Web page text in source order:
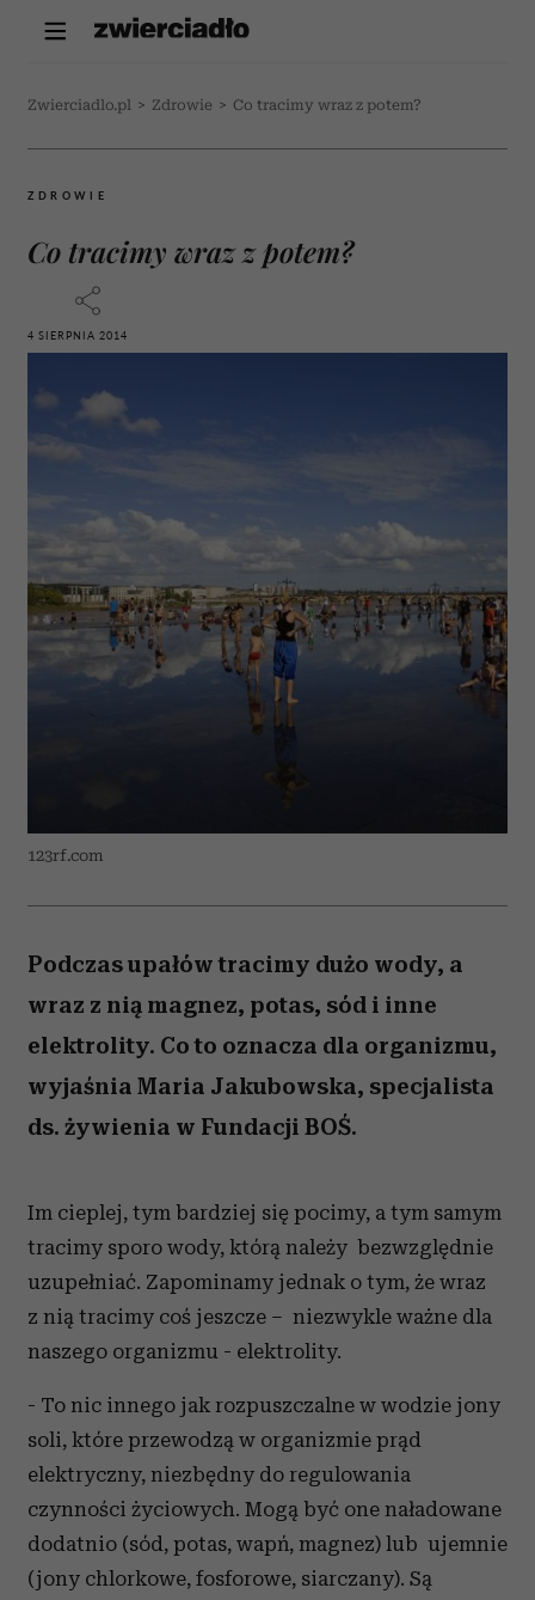
Zwierciadlo.pl > Zdrowie > Co tracimy wraz z potem?
ZDROWIE
Co tracimy wraz z potem?
4 SIERPNIA 2014
123rf.com
Podczas upałów tracimy dużo wody, a
wraz z nią magnez, potas, sód i inne
elektrolity. Co to oznacza dla organizmu,
wyjaśnia Maria Jakubowska, specjalista
ds. żywienia w Fundacji BOŚ.
Im cieplej, tym bardziej się pocimy, a tym samym
tracimy sporo wody, którą należy bezwzględnie
uzupełniać. Zapominamy jednak o tym, że wraz
z nią tracimy coś jeszcze – niezwykle ważne dla
naszego organizmu - elektrolity.
- To nic innego jak rozpuszczalne w wodzie jony
soli, które przewodzą w organizmie prąd
elektryczny, niezbędny do regulowania
czynności życiowych. Mogą być one naładowane
dodatnio (sód, potas, wapń, magnez) lub ujemnie
(jony chlorkowe, fosforowe, siarczany). Są